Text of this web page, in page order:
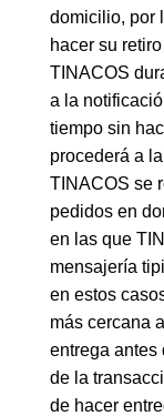
domicilio, por
hacer su
TINACOS
a la
tiempo sin
procederá a
TINACOS se
pedidos en
en las que
mensajería
en estos
más cercana
entrega antes
de la
de hacer